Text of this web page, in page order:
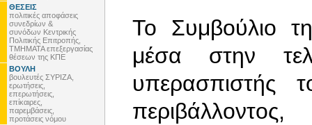
ΘΕΣΕΙΣ
πολιτικές αποφάσεις
συνεδρίων &
συνόδων Κεντρικής
Πολιτικής Επιτροπής,
ΤΜΗΜΑΤΑ επεξεργασίας
θέσεων της ΚΠΕ
ΒΟΥΛΗ
βουλευτές ΣΥΡΙΖΑ,
ερωτήσεις,
επερωτήσεις,
επίκαιρες,
παρεμβάσεις,
προτάσεις νόμου
Το Συμβούλιο
μέσα στην
υπερασπιστής